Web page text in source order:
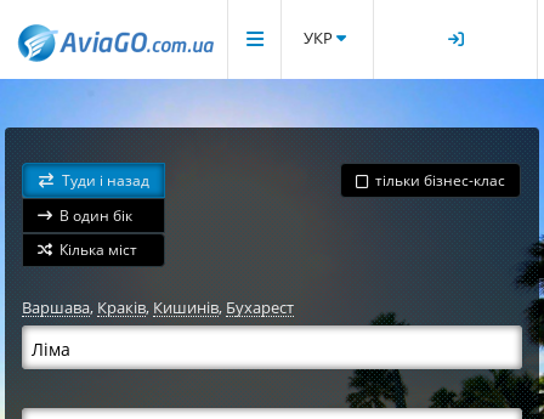
УКР
Туди і назад
В один бік
Кілька міст
тільки бізнес-клас
Варшава, Краків,Кишинів,Бухарест